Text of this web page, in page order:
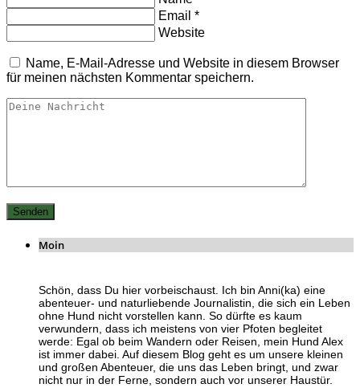
Email *
Website
Name, E-Mail-Adresse und Website in diesem Browser
für meinen nächsten Kommentar speichern.
Moin
Schön, dass Du hier vorbeischaust. Ich bin Anni(ka) eine
abenteuer- und naturliebende Journalistin, die sich ein Leben
ohne Hund nicht vorstellen kann. So dürfte es kaum
verwundern, dass ich meistens von vier Pfoten begleitet
werde: Egal ob beim Wandern oder Reisen, mein Hund Alex
ist immer dabei. Auf diesem Blog geht es um unsere kleinen
und großen Abenteuer, die uns das Leben bringt, und zwar
nicht nur in der Ferne, sondern auch vor unserer Haustür.